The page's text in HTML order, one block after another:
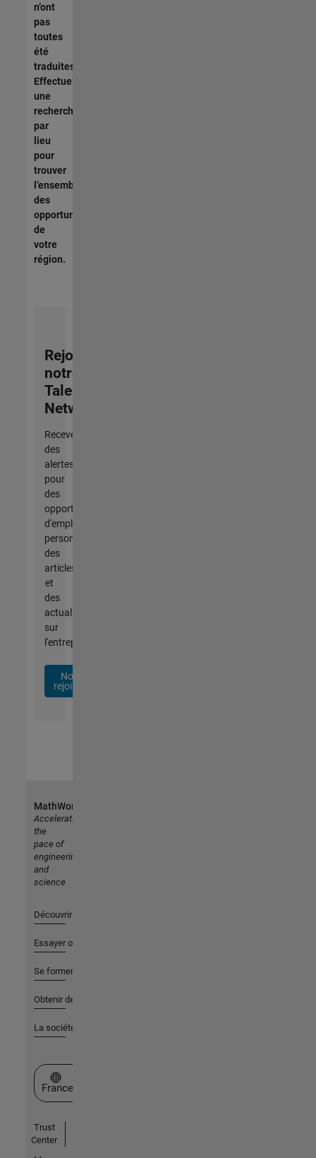
n’ont
pas
toutes
été
traduites.
Effectuez
une
recherche
par
lieu
pour
trouver
l’ensemble
des
opportunités
de
votre
région.
Rejoignez
notre
Talent
Network
Recevez
des
alertes
pour
des
opportunités
d'emploi
personnalisées,
des
articles
et
des
actualités
sur
l'entreprise.
Nous
rejoindre
MathWorks
Accelerating
the
pace of
engineering
and
science
Découvrir les produits
Essayer ou acheter
Se former
Obtenir de l'aide
La société
Sélectionner un site web
France
Trust
Center